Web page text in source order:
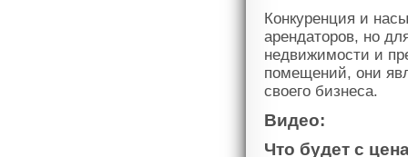
Конкуренция и
арендаторов, но
недвижимости и
помещений, они
своего бизнеса.
Видео:
Что будет с